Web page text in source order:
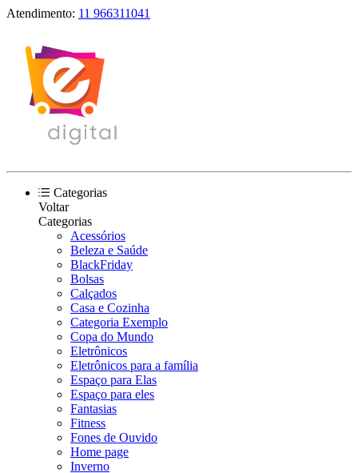
Atendimento: 11 966311041
Categorias
Voltar
Categorias
Acessórios
Beleza e Saúde
BlackFriday
Bolsas
Calçados
Casa e Cozinha
Categoria Exemplo
Copa do Mundo
Eletrônicos
Eletrônicos para a família
Espaço para Elas
Espaço para eles
Fantasias
Fitness
Fones de Ouvido
Home page
Inverno